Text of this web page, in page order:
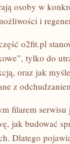
osoby w
i
o2fit.pl
tylko do
oraz jak
z
filarem
jak budować
Dlatego